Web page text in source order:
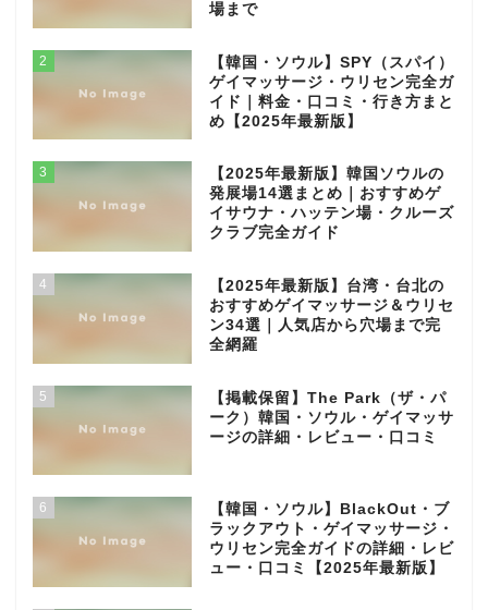
場まで
2
【韓国・ソウル】SPY（スパイ）
ゲイマッサージ・ウリセン完全ガ
イド｜料金・口コミ・行き方まと
め【2025年最新版】
3
【2025年最新版】韓国ソウルの
発展場14選まとめ｜おすすめゲ
イサウナ・ハッテン場・クルーズ
クラブ完全ガイド
4
【2025年最新版】台湾・台北の
おすすめゲイマッサージ＆ウリセ
ン34選｜人気店から穴場まで完
全網羅
5
【掲載保留】The Park（ザ・パ
ーク）韓国・ソウル・ゲイマッサ
ージの詳細・レビュー・口コミ
6
【韓国・ソウル】BlackOut・ブ
ラックアウト・ゲイマッサージ・
ウリセン完全ガイドの詳細・レビ
ュー・口コミ【2025年最新版】